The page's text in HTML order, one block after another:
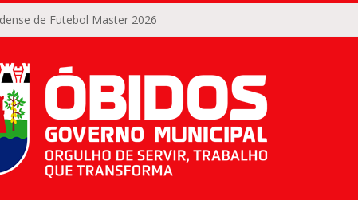
de Futebol Master 2026